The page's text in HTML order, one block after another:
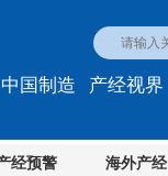
经预警 海外产经
中国制造 产经视界